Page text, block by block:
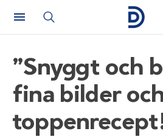
”Snyggt och
fina bilder